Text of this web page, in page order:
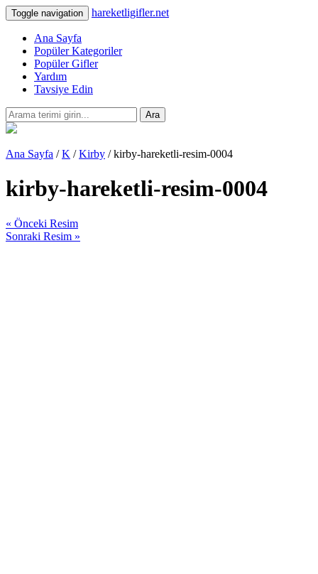
Toggle navigation hareketligifler.net
Ana Sayfa
Popüler Kategoriler
Popüler Gifler
Yardım
Tavsiye Edin
Ara
Ana Sayfa /K /Kirby / kirby-hareketli-resim-0004
kirby-hareketli-resim-0004
« Önceki Resim
Sonraki Resim »